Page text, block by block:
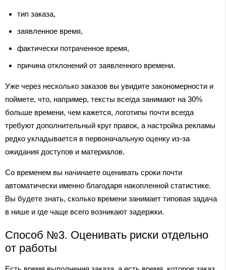
тип заказа,
заявленное время,
фактически потраченное время,
причина отклонений от заявленного времени.
Уже через несколько заказов вы увидите закономерности и
поймете, что, например, тексты всегда занимают на 30%
больше времени, чем кажется, логотипы почти всегда
требуют дополнительный круг правок, а настройка рекламы
редко укладывается в первоначальную оценку из-за
ожидания доступов и материалов.
Со временем вы начинаете оценивать сроки почти
автоматически именно благодаря накопленной статистике.
Вы будете знать, сколько времени занимает типовая задача
в нише и где чаще всего возникают задержки.
Способ №3. Оценивать риски отдельно
от работы